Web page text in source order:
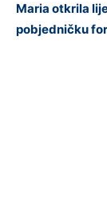
Maria otkrila
pobjedničku